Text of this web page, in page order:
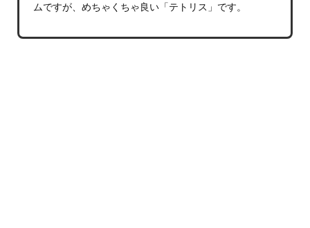
ムですが、めちゃくちゃ良い「テトリス」です。